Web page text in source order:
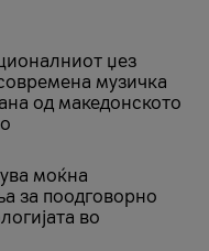
џез
музичка
од македонското
моќна
за поодговорно
во